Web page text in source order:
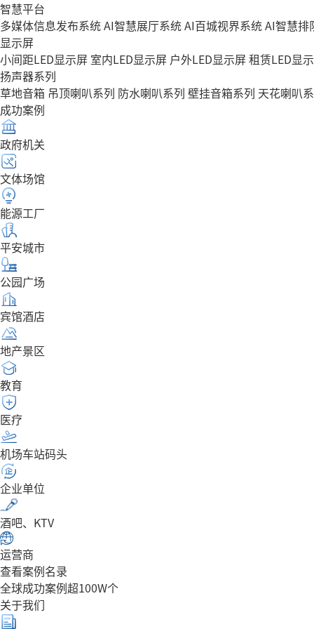
智慧平台
多媒体信息发布系统AI智慧展厅系统AI百城视界系统AI智慧排
显示屏
小间距LED显示屏 室内LED显示屏 户外LED显示屏租赁LED显
扬声器系列
草地音箱 吊顶喇叭系列 防水喇叭系列 壁挂音箱系列 天花喇叭
成功案例
政府机关
文体场馆
能源工厂
平安城市
公园广场
宾馆酒店
地产景区
教育
医疗
机场车站码头
企业单位
酒吧、KTV
运营商
查看案例名录
全球成功案例超100W个
关于我们